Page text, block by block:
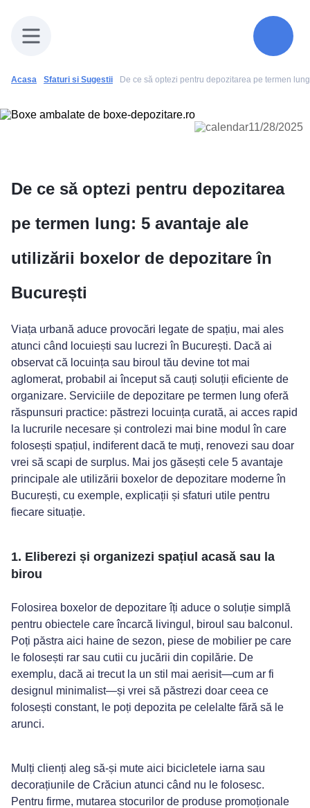
Galerie
Sfaturi și sugestii
Contact
(+40) 73 02 38 240
(+40) 72 13 32 618
Acasa Sfaturi si Sugestii
11/28/2025
De ce să optezi pentru depozitarea
pe termen lung: 5 avantaje ale
utilizării boxelor de depozitare în
București
Viața urbană aduce provocări legate de spațiu, mai ales
atunci când locuiești sau lucrezi în București. Dacă ai
observat că locuința sau biroul tău devine tot mai
aglomerat, probabil ai început să cauți soluții eficiente de
organizare. Serviciile de depozitare pe termen lung oferă
răspunsuri practice: păstrezi locuința curată, ai acces rapid
la lucrurile necesare și controlezi mai bine modul în care
folosești spațiul, indiferent dacă te muți, renovezi sau doar
vrei să scapi de surplus. Mai jos găsești cele 5 avantaje
principale ale utilizării boxelor de depozitare moderne în
București, cu exemple, explicații și sfaturi utile pentru
fiecare situație.
1. Eliberezi și organizezi spațiul acasă sau la
birou
Folosirea boxelor de depozitare îți aduce o soluție simplă
pentru obiectele care încarcă livingul, biroul sau balconul.
Poți păstra aici haine de sezon, piese de mobilier pe care
le folosești rar sau cutii cu jucării din copilărie. De
exemplu, dacă ai trecut la un stil mai aerisit—cum ar fi
designul minimalist—și vrei să păstrezi doar ceea ce
folosești constant, le poți depozita pe celelalte fără să le
arunci.
Mulți clienți aleg să-și mute aici bicicletele iarna sau
decorațiunile de Crăciun atunci când nu le folosesc.
Pentru firme, mutarea stocurilor de produse promoționale